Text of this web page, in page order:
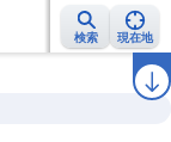
検索 現在地
ラ